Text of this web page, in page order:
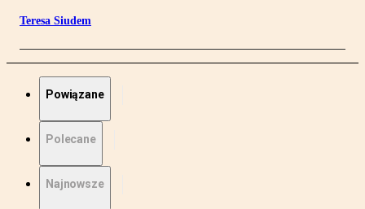
Teresa Siudem
Powiązane
Polecane
Najnowsze